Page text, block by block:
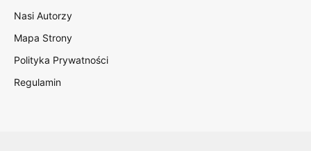
Nasi Autorzy
Mapa Strony
Polityka Prywatności
Regulamin